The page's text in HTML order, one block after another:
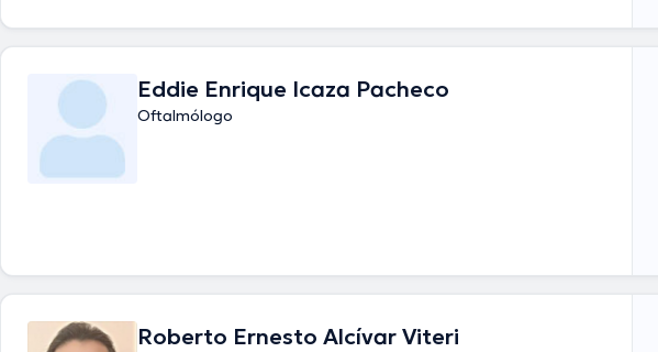
Eddie Enrique Icaza Pacheco
Oftalmólogo
Roberto Ernesto Alcívar Viteri